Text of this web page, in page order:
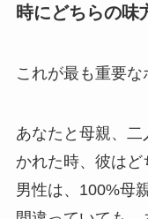
時にどちらの味
これが最も重要な
あなたと母親、
かれた時、彼は
男性は、100%母